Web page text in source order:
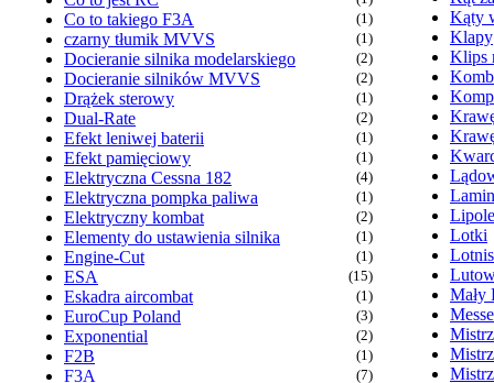
Co to takiego F3A (1)
czarny tłumik MVVS (1)
Docieranie silnika modelarskiego (2)
Docieranie silników MVVS (2)
Drążek sterowy (1)
Dual-Rate (2)
Efekt leniwej baterii (1)
Efekt pamięciowy (1)
Elektryczna Cessna 182 (4)
Elektryczna pompka paliwa (1)
Elektryczny kombat (2)
Elementy do ustawienia silnika (1)
Engine-Cut (1)
ESA (15)
Eskadra aircombat (1)
EuroCup Poland (3)
Exponential (2)
F2B (1)
F3A (7)
Kąty
Klapy
Klips
Lipole
Lotki
Mały